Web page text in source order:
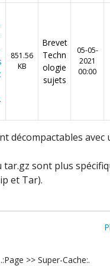
851.56
KB
Brevet
Techn
ologie
sujets
05-05-
2021
00:00
décompactables avec
tar.gz sont plus
et Tar).
.:Page >> Super-Cache:.